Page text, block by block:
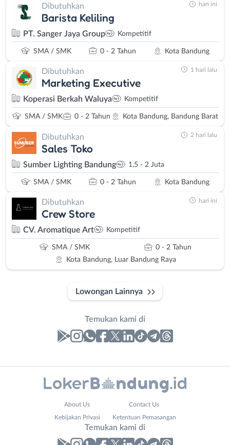
Dibutuhkan
Barista Keliling
PT. Sanger Jaya Group Kompetitif
SMA / SMK 0 - 2 Tahun Kota Bandung
hari ini
Dibutuhkan
Marketing Executive
Koperasi Berkah Waluya Kompetitif
SMA / SMK 0 - 2 Tahun Kota Bandung, Bandung Barat
1 hari lalu
Dibutuhkan
Sales Toko
Sumber Lighting Bandung 1,5 - 2 Juta
SMA / SMK 0 - 2 Tahun Kota Bandung
2 hari lalu
Dibutuhkan
Crew Store
CV. Aromatique Art Kompetitif
SMA / SMK
0 - 2 Tahun
Kota Bandung, Luar Bandung Raya
hari ini
Lowongan Lainnya
Temukan kami di
Lowongan
About Us Contact Us
Kebijakan Privasi Ketentuan Pemasangan
Temukan kami di